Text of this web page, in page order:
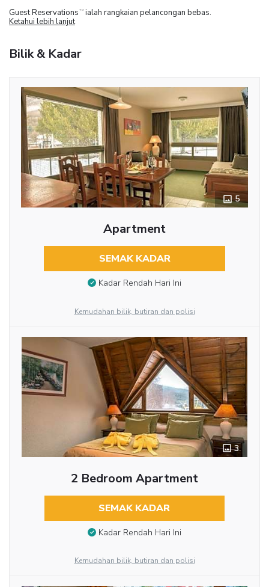
Guest Reservations TM ialah rangkaian pelancongan bebas.
Ketahui lebih lanjut
Bilik & Kadar
5
Apartment
SEMAK KADAR
Kadar Rendah Hari Ini
Kemudahan bilik, butiran dan polisi
3
2 Bedroom Apartment
SEMAK KADAR
Kadar Rendah Hari Ini
Kemudahan bilik, butiran dan polisi